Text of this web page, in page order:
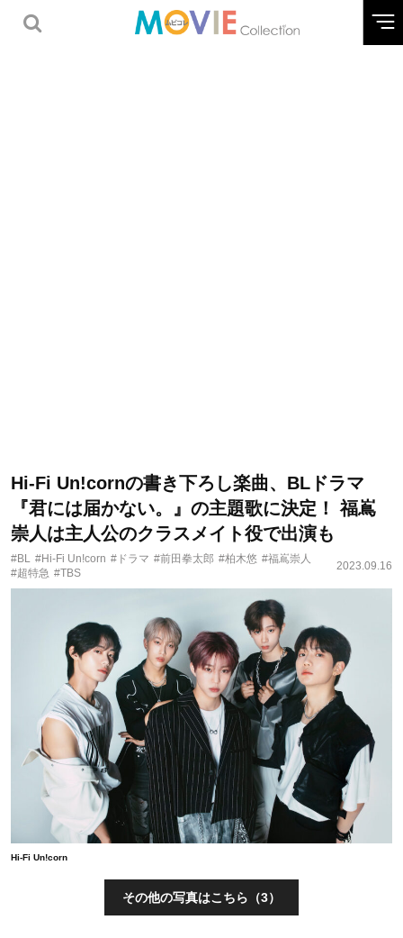
Hi-Fi Un!cornの書き下ろし楽曲、BLドラマ
『君には届かない。』の主題歌に決定！ 福嶌
崇人は主人公のクラスメイト役で出演も
#BL #Hi-Fi Un!corn #ドラマ #前田拳太郎 #柏木悠 #福嶌崇人
#超特急 #TBS
2023.09.16
Hi-Fi Un!corn
その他の写真はこちら（3）